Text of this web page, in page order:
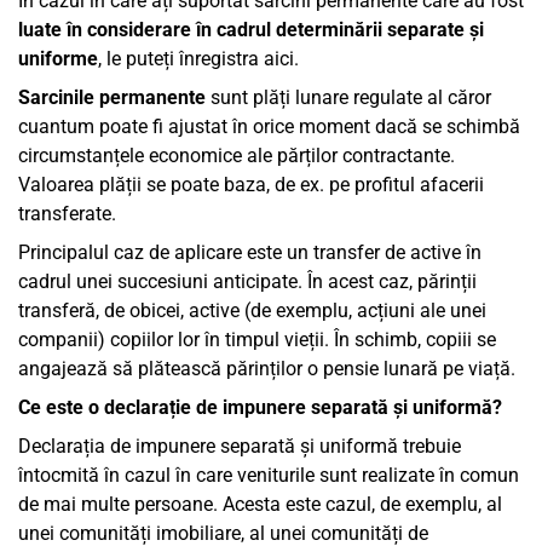
luate în considerare în cadrul determinării separate și
uniforme, le puteți înregistra aici.
Sarcinile permanente sunt plăți lunare regulate al căror
cuantum poate fi ajustat în orice moment dacă se schimbă
circumstanțele economice ale părților contractante.
Valoarea plății se poate baza, de ex. pe profitul afacerii
transferate.
Principalul caz de aplicare este un transfer de active în
cadrul unei succesiuni anticipate. În acest caz, părinții
transferă, de obicei, active (de exemplu, acțiuni ale unei
companii) copiilor lor în timpul vieții. În schimb, copiii se
angajează să plătească părinților o pensie lunară pe viață.
Ce este o declarație de impunere separată și uniformă?
Declarația de impunere separată și uniformă trebuie
întocmită în cazul în care veniturile sunt realizate în comun
de mai multe persoane. Acesta este cazul, de exemplu, al
unei comunități imobiliare, al unei comunități de